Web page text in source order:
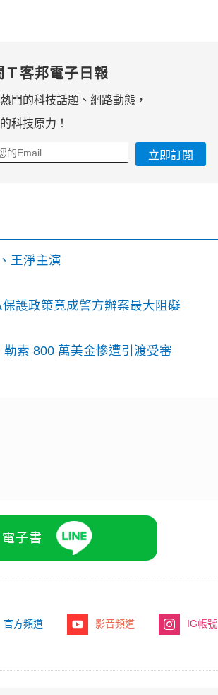
Ｔ客邦電子日報
門的科技話題、網路動態，
科技原力！
立即訂閱
王淨主演
護政策竟成警方辦案最大阻礙
索 800 萬美金慘遭引渡受審
子書
官方頻道 影音頻道 IG帳號